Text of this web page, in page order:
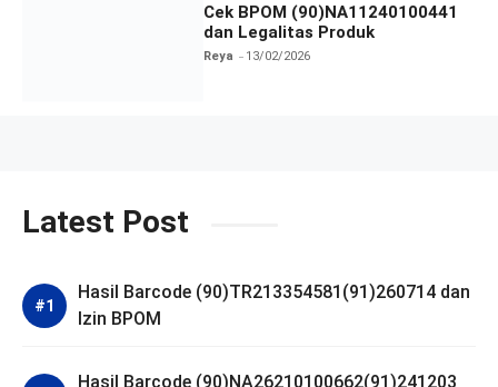
Cek BPOM (90)NA11240100441
dan Legalitas Produk
Reya 13/02/2026
Latest Post
Hasil Barcode (90)TR213354581(91)260714 dan
Izin BPOM
Hasil Barcode (90)NA26210100662(91)241203